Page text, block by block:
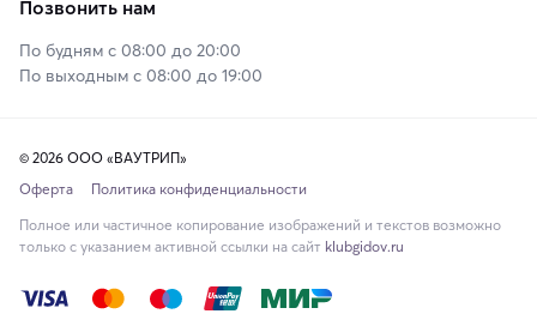
Позвонить нам
По будням с 08:00 до 20:00
По выходным с 08:00 до 19:00
© 2026 ООО «ВАУТРИП»
Оферта
Политика конфиденциальности
Полное или частичное копирование изображений и текстов возможно
только с указанием активной ссылки на сайт klubgidov.ru